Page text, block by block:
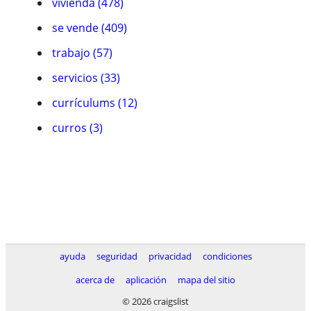
se vende (409)
trabajo (57)
servicios (33)
currículums (12)
curros (3)
ayuda seguridad privacidad
condiciones
acerca de
aplicación
mapa del sitio
© 2026 craigslist